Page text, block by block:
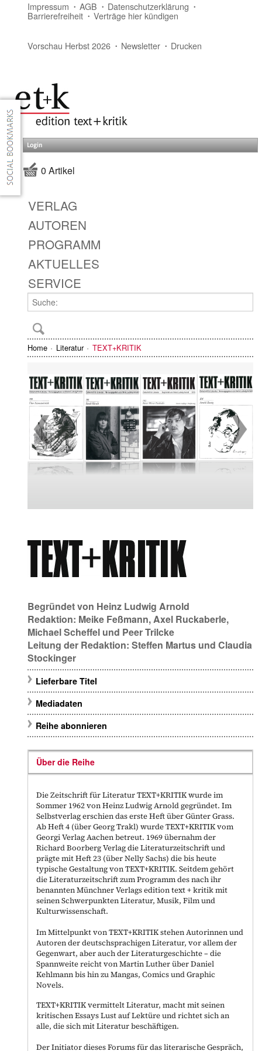
Impressum AGB Datenschutzerklärung
Barrierefreiheit Verträge hier kündigen
Vorschau Herbst 2026 Newsletter Drucken
Login
0 Artikel
VERLAG
AUTOREN
PROGRAMM
AKTUELLES
SERVICE
Home Literatur TEXT+KRITIK
Begründet von Heinz Ludwig Arnold
Redaktion: Meike Feßmann,Axel Ruckaberle,
Michael Scheffel und Peer Trilcke
Leitung der Redaktion: Steffen Martus und Claudia
Stockinger
Lieferbare Titel
Mediadaten
Reihe abonnieren
Über die Reihe
Die Zeitschrift für Literatur TEXT+KRITIK wurde im
Sommer 1962 von Heinz Ludwig Arnold gegründet. Im
Selbstverlag erschien das erste Heft über Günter Grass.
Ab Heft 4 (über Georg Trakl) wurde TEXT+KRITIK vom
Georgi Verlag Aachen betreut. 1969 übernahm der
Richard Boorberg Verlag die Literaturzeitschrift und
prägte mit Heft 23 (über Nelly Sachs) die bis heute
typische Gestaltung von TEXT+KRITIK. Seitdem gehört
die Literaturzeitschrift zum Programm des nach ihr
benannten Münchner Verlags edition text + kritik mit
seinen Schwerpunkten Literatur, Musik, Film und
Kulturwissenschaft.
Im Mittelpunkt von TEXT+KRITIK stehen Autorinnen und
Autoren der deutschsprachigen Literatur, vor allem der
Gegenwart, aber auch der Literaturgeschichte – die
Spannweite reicht von Martin Luther über Daniel
Kehlmann bis hin zu Mangas, Comics und Graphic
Novels.
TEXT+KRITIK vermittelt Literatur, macht mit seinen
kritischen Essays Lust auf Lektüre und richtet sich an
alle, die sich mit Literatur beschäftigen.
Der Initiator dieses Forums für das literarische Gespräch,